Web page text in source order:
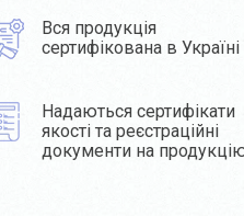
Вся продукція
сертифікована в Україні
Надаються сертифікати
якості та реєстраційні
документи на